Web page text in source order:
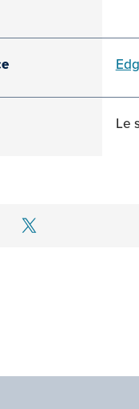
Le
on LinkedIn
Share on Facebook